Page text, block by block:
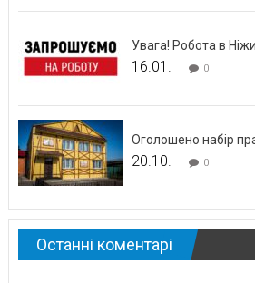
Увага! Робота в
16.01. 0
Оголошено набір
20.10. 0
Останні коментарі